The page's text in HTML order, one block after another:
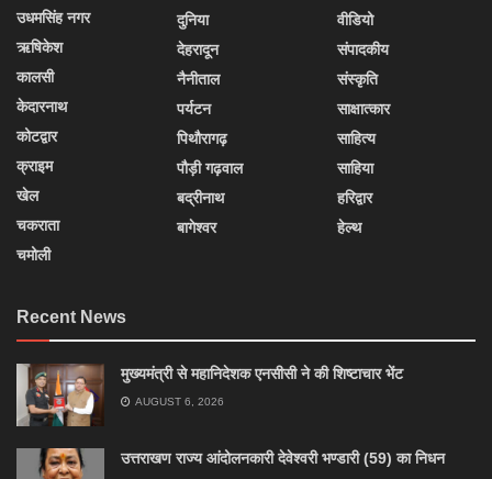
उधमसिंह नगर
ऋषिकेश
कालसी
केदारनाथ
कोटद्वार
क्राइम
खेल
चकराता
चमोली
दुनिया
देहरादून
नैनीताल
पर्यटन
पिथौरागढ़
पौड़ी गढ़वाल
बद्रीनाथ
बागेश्वर
वीडियो
संपादकीय
संस्कृति
साक्षात्कार
साहित्य
साहिया
हरिद्वार
हेल्थ
Recent News
मुख्यमंत्री से महानिदेशक एनसीसी ने की शिष्टाचार भेंट
AUGUST 6, 2026
उत्तराखण राज्य आंदोलनकारी देवेश्वरी भण्डारी (59) का निधन